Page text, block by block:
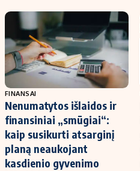
FINANSAI
Nenumatytos išlaidos ir
finansiniai „smūgiai“:
kaip susikurti atsarginį
planą neaukojant
kasdienio gyvenimo